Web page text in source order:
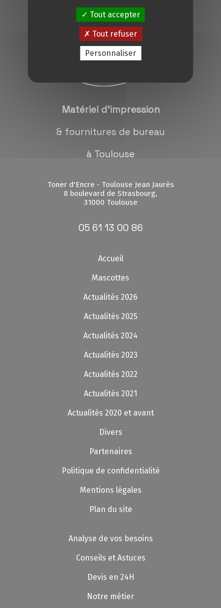
Notre métier
Contact/magasins
Matériel d'impression
& fournitures de bureau
à Toulouse
Toner d'Encre - Toulouse Jean Jaurès
8 boulevard de Strasbourg,
31000 Toulouse
05 61 13 00 86
Accueil
Mascottes
Actualités 2026
Actualités 2025
Actualités 2024
Actualités 2023
Actualités 2022
Actualités 2021
Actualités 2020 et avant
Divers
Partenaires
Politique de confidentialité
Mentions légales
Plan du site
Analyse de vos besoins
Conseils et Astuces
Devis en 24H
Notre métier
Tout accepter
Tout refuser
Personnaliser